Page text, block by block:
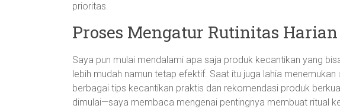
prioritas.
Proses Mengatur Rutinitas Harian
Saya pun mulai mendalami apa saja produk kecantikan yang
lebih mudah namun tetap efektif. Saat itu juga lahia menemukan
berbagai tips kecantikan praktis dan rekomendasi produk
dimulai—saya membaca mengenai pentingnya membuat ritual